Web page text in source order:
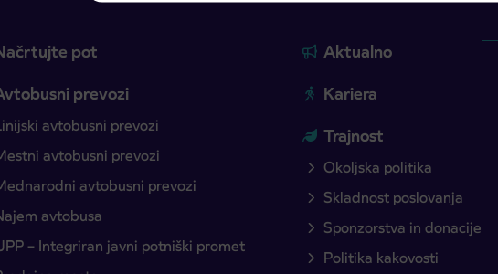
pot
prevozi
avtobusni prevozi
avtobusni prevozi
avtobusni prevozi
avtobusa
– Integriran javni potniški promet
Aktualno
Kariera
Trajnost
Okoljska politika
Skladnost poslovanja
Sponzorstva in donacije
Politika kakovosti